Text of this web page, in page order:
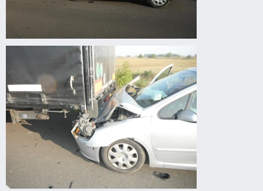
Körösladány